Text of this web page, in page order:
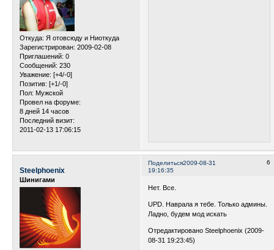
Откуда: Я отовсюду и Ниоткуда
Зарегистрирован: 2009-02-08
Приглашений: 0
Сообщений: 230
Уважение: [+4/-0]
Позитив: [+1/-0]
Пол: Мужской
Провел на форуме:
8 дней 14 часов
Последний визит:
2011-02-13 17:06:15
Поделиться 6
2009-08-31
19:16:35
Steelphoenix
Шинигами
Нет. Все.
UPD. Наврала я тебе. Только админы.
Ладно, будем мод искать
Отредактировано Steelphoenix (2009-
08-31 19:23:45)